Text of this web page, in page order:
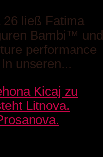
26 ließ Fatima
Bambi™ und
performance
unseren...